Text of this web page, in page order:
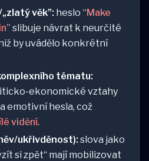
věk”: heslo “Make
slibuje návrat k neurčité
by uvádělo konkrétní
tématu:
ekonomické vztahy
emotivní hesla, což
vidění.
ukřivděnost): slova jako
si zpět“ mají mobilizovat